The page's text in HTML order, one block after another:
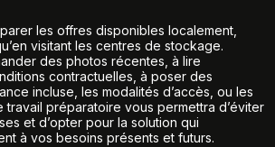
les offres disponibles localement,
visitant les centres de stockage.
des photos récentes, à lire
contractuelles, à poser des
incluse, les modalités d’accès, ou les
travail préparatoire vous permettra d’éviter
et d’opter pour la solution qui
à vos besoins présents et futurs.